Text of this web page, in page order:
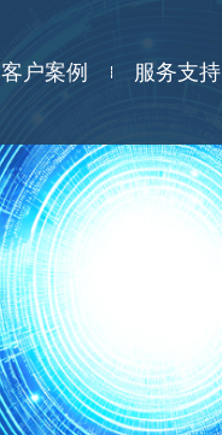
客户案例 服务支持